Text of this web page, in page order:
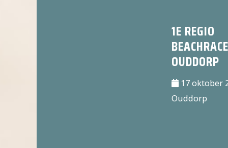
1E REGIO
BEACHRACE
OUDDORP
17 oktober
Ouddorp